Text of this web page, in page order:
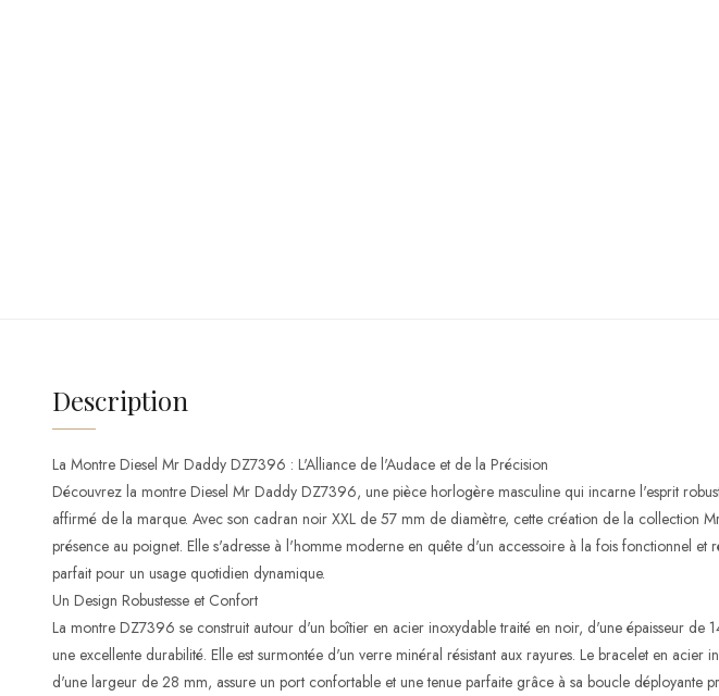
Description
La Montre Diesel Mr Daddy DZ7396 : L'Alliance de l'Audace et de la Précision
Découvrez la montre Diesel Mr Daddy DZ7396, une pièce horlogère masculine qui incarne l'esprit
affirmé de la marque. Avec son cadran noir XXL de 57 mm de diamètre, cette création de la collection
présence au poignet. Elle s'adresse à l'homme moderne en quête d'un accessoire à la fois fonctionnel et
parfait pour un usage quotidien dynamique.
Un Design Robustesse et Confort
La montre DZ7396 se construit autour d'un boîtier en acier inoxydable traité en noir, d'une épaisseur de
une excellente durabilité. Elle est surmontée d'un verre minéral résistant aux rayures. Le bracelet en acier
d'une largeur de 28 mm, assure un port confortable et une tenue parfaite grâce à sa boucle déployante